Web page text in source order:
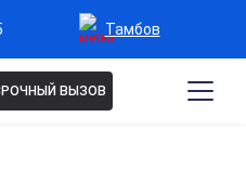
Тамбов
ВЫЗОВ